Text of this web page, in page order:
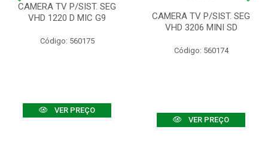
CAMERA TV P/SIST. SEG
VHD 1220 D MIC G9
Código: 560175
VER PREÇO
CAMERA TV P/SIST. SEG
VHD 3206 MINI SD
Código: 560174
VER PREÇO